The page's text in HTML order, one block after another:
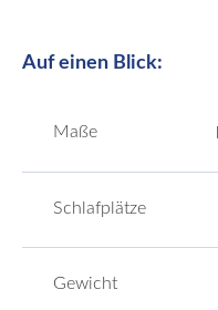
Auf einen Blick:
Maße
Schlafplätze
Gewicht